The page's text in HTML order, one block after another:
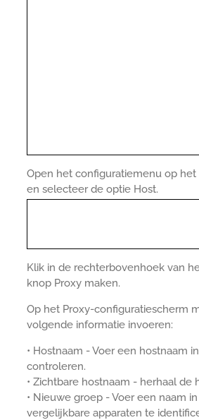
Open het configuratiemenu op het
en selecteer de optie Host.
Klik in de rechterbovenhoek van
knop Proxy maken.
Op het Proxy-configuratiescherm
volgende informatie invoeren:
• Hostnaam - Voer een hostnaam
controleren.
• Zichtbare hostnaam - herhaal de
• Nieuwe groep - Voer een naam
vergelijkbare apparaten te